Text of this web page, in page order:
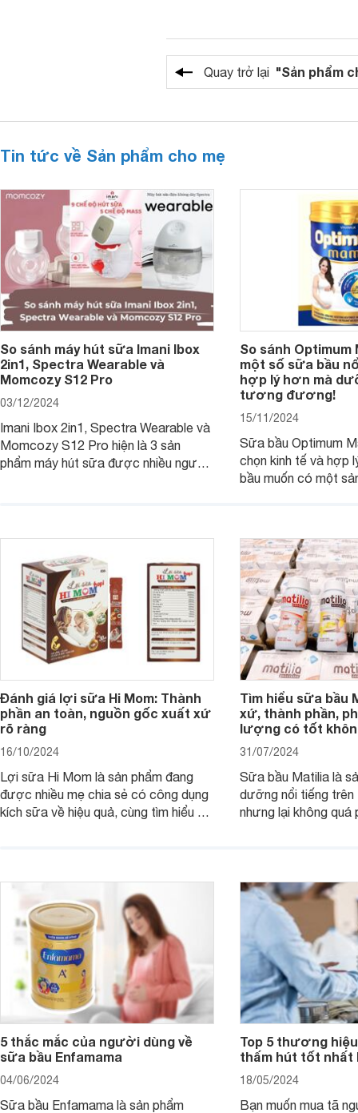
Quay trở lại "Sản phẩm
Tin tức về Sản phẩm cho mẹ
So sánh máy hút sữa Imani Ibox
2in1, Spectra Wearable và
Momcozy S12 Pro
03/12/2024
Imani Ibox 2in1, Spectra Wearable và
Momcozy S12 Pro hiện là 3 sản
phẩm máy hút sữa được nhiều người
So sánh Optimum
một số sữa bầu
hợp lý hơn mà
tương đương!
15/11/2024
Sữa bầu Optimum
chọn kinh tế và hợp
bầu muốn có một
trong bài viết dưới
Đánh giá lợi sữa Hi Mom: Thành
phần an toàn, nguồn gốc xuất xứ
rõ ràng
16/10/2024
Lợi sữa Hi Mom là sản phẩm đang
được nhiều mẹ chia sẻ có công dụng
kích sữa về hiệu quả, cùng tìm hiểu chi
không bạn nhé!
Tìm hiểu sữa bầu
xứ, thành phần,
lượng có tốt
31/07/2024
Sữa bầu Matilia là
dưỡng nổi tiếng
nhưng lại không quá
sữa này chi tiết nhất.
5 thắc mắc của người dùng về
sữa bầu Enfamama
04/06/2024
Sữa bầu Enfamama là sản phẩm
Top 5 thương
thấm hút tốt nhất
18/05/2024
Bạn muốn mua tã